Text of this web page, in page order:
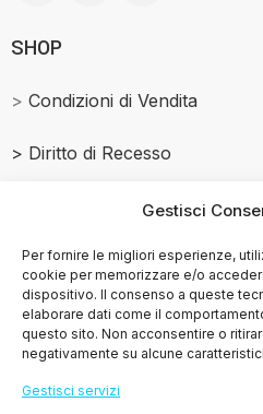
Gestisci
Per fornire le migliori esperienze,
cookie per memorizzare e/o
dispositivo. Il consenso a queste
elaborare dati come il
questo sito. Non acconsentire o
negativamente su alcune
Gestisci servizi
SHOP
> Condizioni di Vendita
> Diritto di Recesso
Salmone Affumicato
> Privacy Policy
> Cookie Policy (UE)
MENU